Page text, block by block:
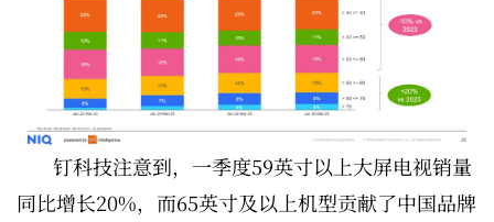
钉科技注意到，一季度59英寸以上大屏电视销量
同比增长20%，而65英寸及以上机型贡献了中国品牌